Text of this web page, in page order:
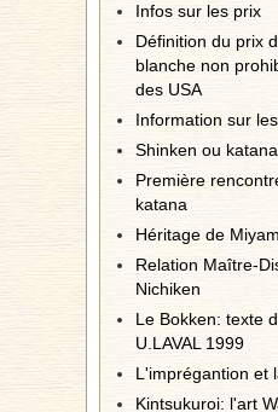
Infos sur les prix
Définition du prix
blanche non
des USA
Information sur
Shinken ou
Première
katana
Héritage de
Relation Maître-
Nichiken
Le Bokken: texte
U.LAVAL 1999
L'imprégantion et
Kintsukuroi: l'art